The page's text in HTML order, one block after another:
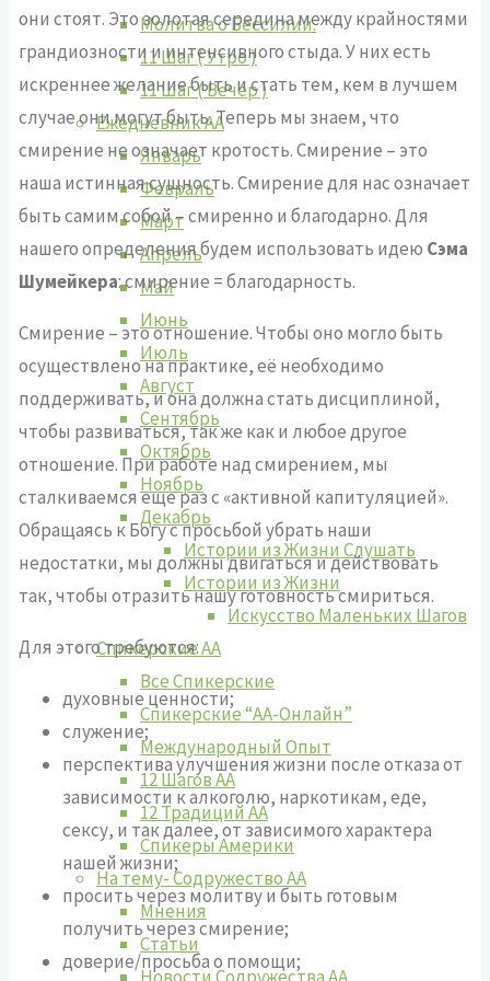
Молитва о Бессилии.
11 Шаг ( Утро )
11 Шаг ( Вечер )
Ежедневник АА
Январь
Февраль
Март
Апрель
Май
Июнь
Июль
Август
Сентябрь
Октябрь
Ноябрь
Декабрь
Истории из Жизни Слушать
Истории из Жизни
Искусство Маленьких Шагов
Спикерские АА
Все Спикерские
Спикерские “АА-Онлайн”
Международный Опыт
12 Шагов АА
12 Традиций АА
Спикеры Америки
На тему- Содружество АА
Мнения
Статьи
они стоят. Это золотая середина между крайностями
грандиозности и интенсивного стыда. У них есть
искреннее желание быть и стать тем, кем в лучшем
случае они могут быть. Теперь мы знаем, что
смирение не означает кротость. Смирение – это
наша истинная сущность. Смирение для нас означает
быть самим собой – смиренно и благодарно. Для
нашего определения будем использовать идею Сэма
Шумейкера: смирение = благодарность.
Смирение – это отношение. Чтобы оно могло быть
осуществлено на практике, её необходимо
поддерживать, и она должна стать дисциплиной,
чтобы развиваться, так же как и любое другое
отношение. При работе над смирением, мы
сталкиваемся еще раз с «активной капитуляцией».
Обращаясь к Богу с просьбой убрать наши
недостатки, мы должны двигаться и действовать
так, чтобы отразить нашу готовность смириться.
Для этого требуются:
духовные ценности;
служение;
перспектива улучшения жизни после отказа от
зависимости к алкоголю, наркотикам, еде,
сексу, и так далее, от зависимого характера
нашей жизни;
просить через молитву и быть готовым
получить через смирение;
доверие/просьба о помощи;